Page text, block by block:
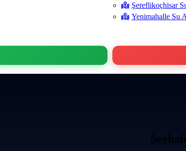
Şereflikoçhisar
Yenimahalle Su